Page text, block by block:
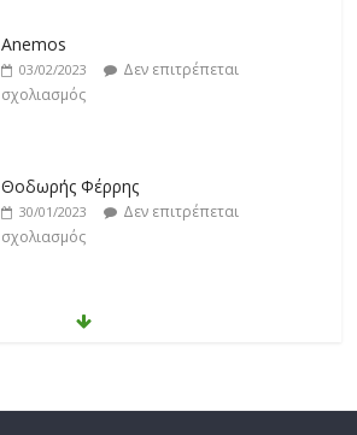
Anemos
03/02/2023
Δεν επιτρέπεται
σχολιασμός
Θοδωρής Φέρρης
30/01/2023
Δεν επιτρέπεται
σχολιασμός
Νίκος Ζιώγαλας